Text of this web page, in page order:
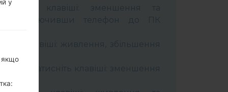
клавіші: зменшення та
у
якщо